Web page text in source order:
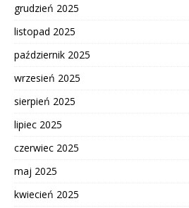
grudzień 2025
listopad 2025
październik 2025
wrzesień 2025
sierpień 2025
lipiec 2025
czerwiec 2025
maj 2025
kwiecień 2025